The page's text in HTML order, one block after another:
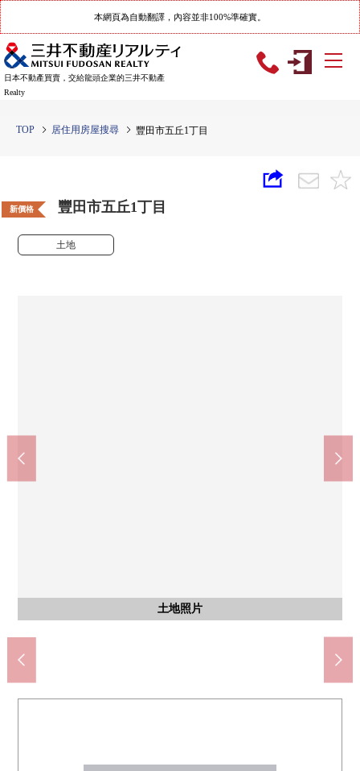
本網頁為自動翻譯，內容並非100%準確實。
日本不動產買賣，交給龍頭企業的三井不動產
Realty
TOP 居住用房屋搜尋 豐田市五丘1丁目
新價格 豐田市五丘1丁目
土地
土地照片
土地照片
土地照片
土地照片
土地照片
含有前面道路的外觀
含有前面道路的外觀
土地照片
五丘小學(約520m)
利益財產中學(約2000m)
Coop梅格後部五丘商店(約1000m)
keyakidai公園(約110m)
DCM豐田五丘商店(約780m)